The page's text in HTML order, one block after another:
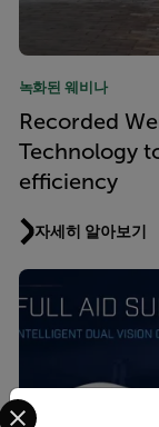
녹화된 웨비나
Recorded
Technology
efficiency
자세히 알아보기
Select your